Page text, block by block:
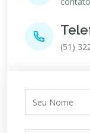
(51)